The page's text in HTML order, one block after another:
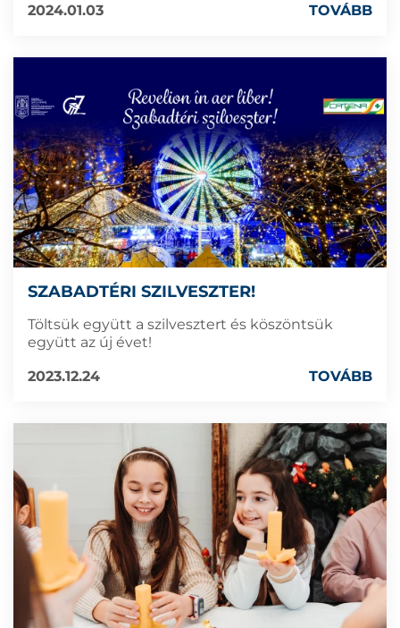
2024.01.03
TOVÁBB
SZABADTÉRI SZILVESZTER!
Töltsük együtt a szilvesztert és köszöntsük
együtt az új évet!
2023.12.24
TOVÁBB